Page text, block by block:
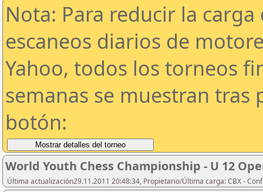
Nota: Para reducir la
escaneos diarios de
Yahoo, todos los torneos
semanas se muestran tras
botón:
World Youth Chess Championship - U 12
Última actualización29.11.2011 20:48:34, Propietario/Última carga: CBX -